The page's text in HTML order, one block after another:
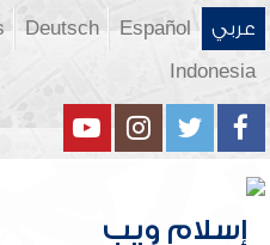
عربي Español
Deutsch
Indonesia